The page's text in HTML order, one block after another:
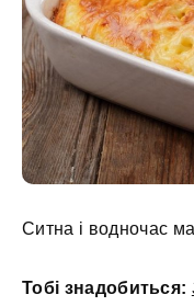
Ситна і водночас
Тобі знадобиться: